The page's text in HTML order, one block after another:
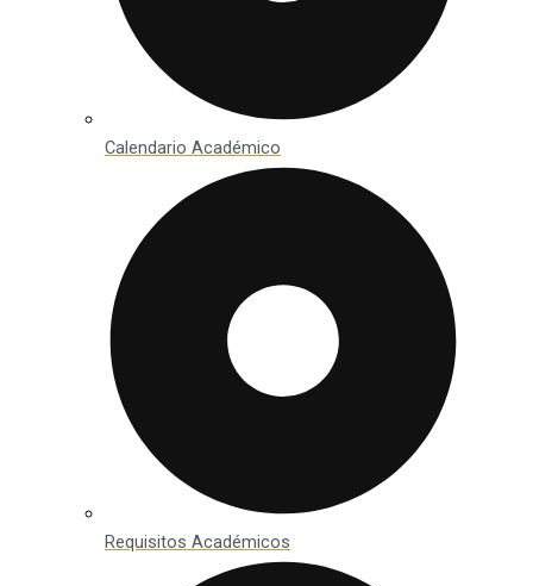
Calendario Académico
Requisitos Académicos